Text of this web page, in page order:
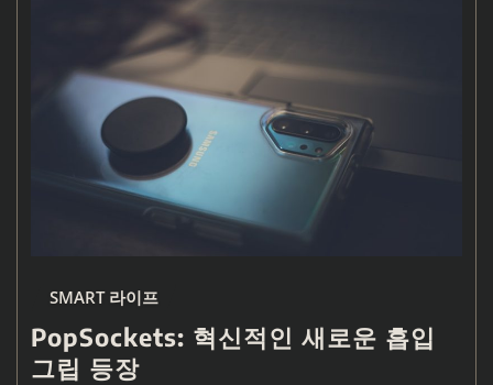
SMART 라이프
PopSockets: 혁신적인 새로운 흡입
그립 등장